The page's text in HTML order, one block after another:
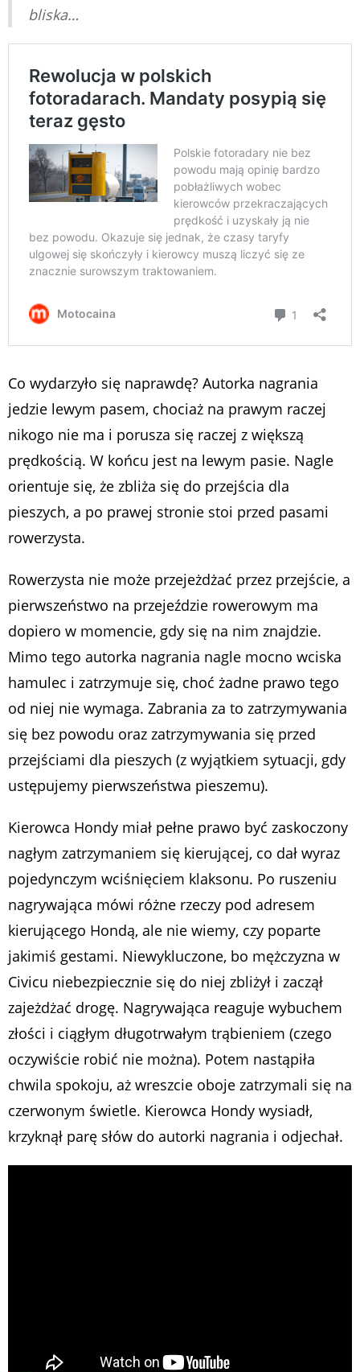
bliska…
Co wydarzyło się naprawdę? Autorka nagrania
jedzie lewym pasem, chociaż na prawym raczej
nikogo nie ma i porusza się raczej z większą
prędkością. W końcu jest na lewym pasie. Nagle
orientuje się, że zbliża się do przejścia dla
pieszych, a po prawej stronie stoi przed pasami
rowerzysta.
Rowerzysta nie może przejeżdżać przez przejście, a
pierwszeństwo na przejeździe rowerowym ma
dopiero w momencie, gdy się na nim znajdzie.
Mimo tego autorka nagrania nagle mocno wciska
hamulec i zatrzymuje się, choć żadne prawo tego
od niej nie wymaga. Zabrania za to zatrzymywania
się bez powodu oraz zatrzymywania się przed
przejściami dla pieszych (z wyjątkiem sytuacji, gdy
ustępujemy pierwszeństwa pieszemu).
Kierowca Hondy miał pełne prawo być zaskoczony
nagłym zatrzymaniem się kierującej, co dał wyraz
pojedynczym wciśnięciem klaksonu. Po ruszeniu
nagrywająca mówi różne rzeczy pod adresem
kierującego Hondą, ale nie wiemy, czy poparte
jakimiś gestami. Niewykluczone, bo mężczyzna w
Civicu niebezpiecznie się do niej zbliżył i zaczął
zajeżdżać drogę. Nagrywająca reaguje wybuchem
złości i ciągłym długotrwałym trąbieniem (czego
oczywiście robić nie można). Potem nastąpiła
chwila spokoju, aż wreszcie oboje zatrzymali się na
czerwonym świetle. Kierowca Hondy wysiadł,
krzyknął parę słów do autorki nagrania i odjechał.